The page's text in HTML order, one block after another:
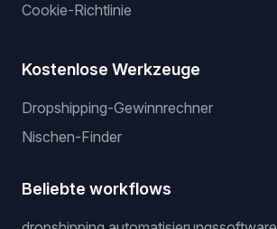
Cookie-Richtlinie
Kostenlose Werkzeuge
Dropshipping-Gewinnrechner
Nischen-Finder
Beliebte workflows